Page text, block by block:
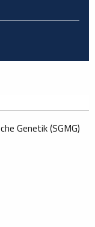
Genetik (SGMG)